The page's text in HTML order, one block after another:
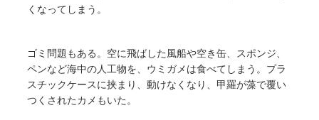
くなってしまう。
ゴミ問題もある。空に飛ばした風船や空き缶、スポンジ、
ペンなど海中の人工物を、ウミガメは食べてしまう。プラ
スチックケースに挟まり、動けなくなり、甲羅が藻で覆い
つくされたカメもいた。